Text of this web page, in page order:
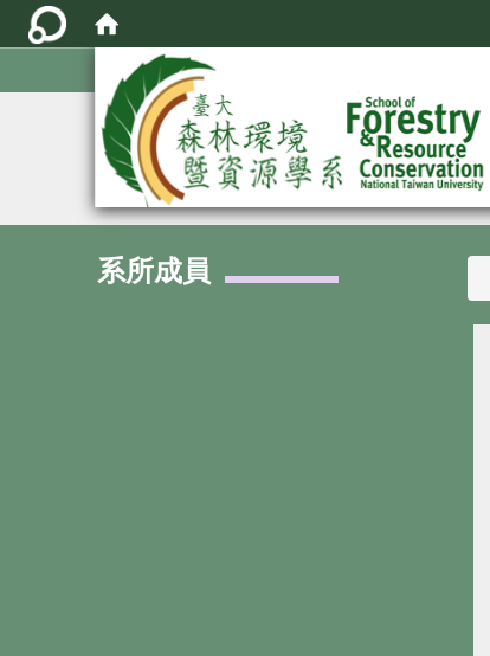
系所成員